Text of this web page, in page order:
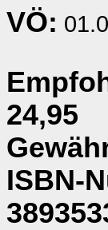
VÖ:
ISBN-